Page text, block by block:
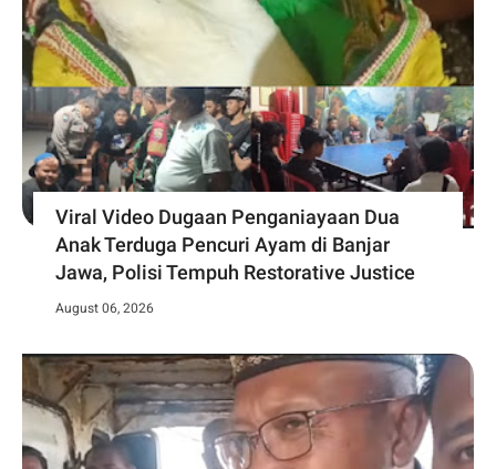
Viral Video Dugaan Penganiayaan Dua
Anak Terduga Pencuri Ayam di Banjar
Jawa, Polisi Tempuh Restorative Justice
August 06, 2026